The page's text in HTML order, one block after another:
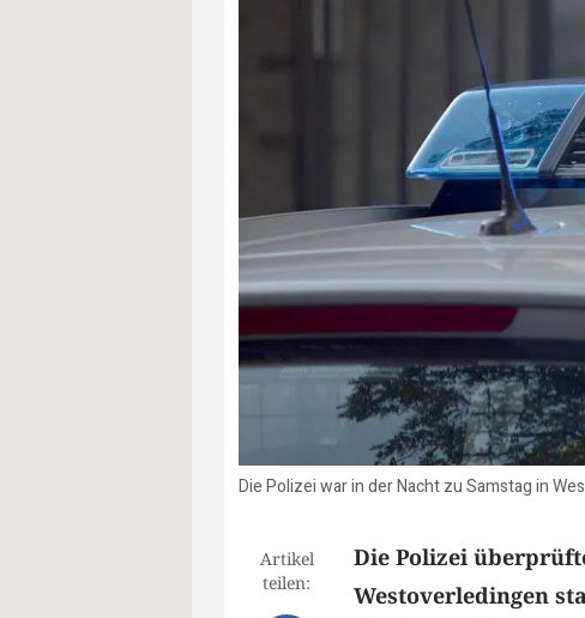
Die Polizei war in der Nacht zu Samstag in
Artikel
teilen:
Die Polizei
Westoverledingen